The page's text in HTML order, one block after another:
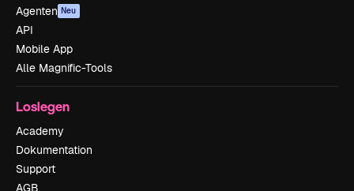
Agenten Neu
API
Mobile App
Alle Magnific-Tools
Loslegen
Academy
Dokumentation
Support
AGB